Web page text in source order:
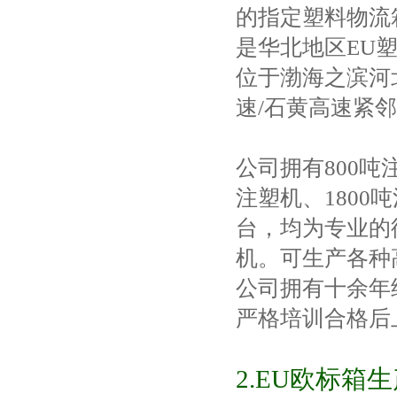
的指定塑料物
是华北地区EU
位于渤海之滨
速/石黄高速紧
公司拥有800吨
注塑机、 1800
台，均为专业
机。可生产各
公司拥有十余
严格培训合格后
2.EU欧标箱